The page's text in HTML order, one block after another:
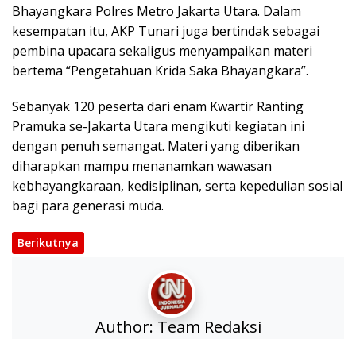
Bhayangkara Polres Metro Jakarta Utara. Dalam
kesempatan itu, AKP Tunari juga bertindak sebagai
pembina upacara sekaligus menyampaikan materi
bertema “Pengetahuan Krida Saka Bhayangkara”.
Sebanyak 120 peserta dari enam Kwartir Ranting
Pramuka se-Jakarta Utara mengikuti kegiatan ini
dengan penuh semangat. Materi yang diberikan
diharapkan mampu menanamkan wawasan
kebhayangkaraan, kedisiplinan, serta kepedulian sosial
bagi para generasi muda.
Berikutnya
Author: Team Redaksi